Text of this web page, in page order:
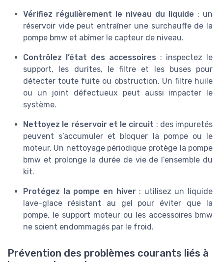
Vérifiez régulièrement le niveau du liquide : un
réservoir vide peut entraîner une surchauffe de la
pompe bmw et abîmer le capteur de niveau.
Contrôlez l’état des accessoires : inspectez le
support, les durites, le filtre et les buses pour
détecter toute fuite ou obstruction. Un filtre huile
ou un joint défectueux peut aussi impacter le
système.
Nettoyez le réservoir et le circuit : des impuretés
peuvent s’accumuler et bloquer la pompe ou le
moteur. Un nettoyage périodique protège la pompe
bmw et prolonge la durée de vie de l’ensemble du
kit.
Protégez la pompe en hiver: utilisez un liquide
lave-glace résistant au gel pour éviter que la
pompe, le support moteur ou les accessoires bmw
ne soient endommagés par le froid.
Prévention des problèmes courants liés à